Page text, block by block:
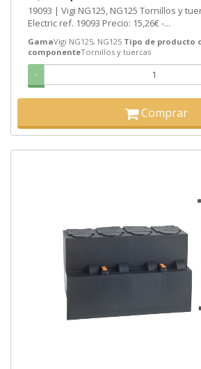
19093 | Vigi NG125, NG125 Tornillos y
Electric ref. 19093 Precio: 15,26€ -...
GamaVigi NG125, NG125 Tipo de producto
componenteTornillos y tuercas
-
Comprar